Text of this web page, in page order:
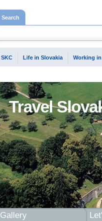
Travel
Search
SKC Life in Slovakia Working in
Gallery